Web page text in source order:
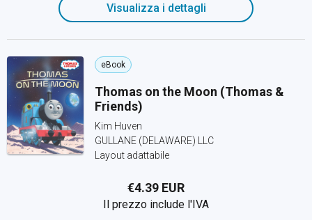
Visualizza i dettagli
eBook
Thomas on the Moon (Thomas &
Friends)
Kim Huven
GULLANE (DELAWARE) LLC
Layout adattabile
€4.39 EUR
Il prezzo include l'IVA